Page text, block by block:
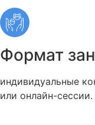
Формат
индивидуальные
или онлайн-сессии.